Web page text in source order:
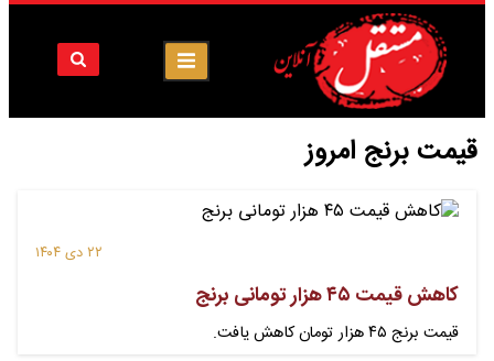
قیمت برنج امروز
۲۲ دی ۱۴۰۴
کاهش قیمت ۴۵ هزار تومانی برنج
قیمت برنج ۴۵ هزار تومان کاهش یافت.